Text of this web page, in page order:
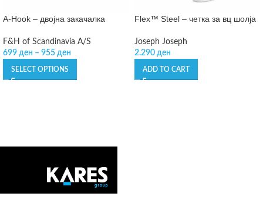
A-Hook – двојна закачалка
F&H of Scandinavia A/S
699 ден – 955 ден
SELECT OPTIONS
Flex™ Steel – четка за вц шолја
Joseph Joseph
2.290 ден
ADD TO CART